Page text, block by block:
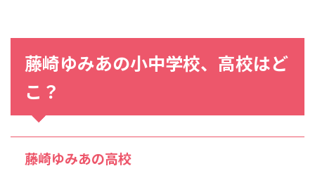
藤崎ゆみあの小中学校、高校はど
こ？
藤崎ゆみあの高校